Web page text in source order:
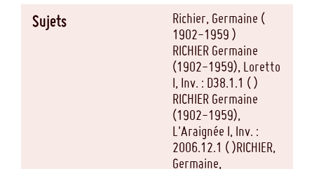
Sujets
Richier, Germaine (
1902-1959 )
RICHIER Germaine
(1902-1959), Loretto
I, Inv. : D38.1.1 ( )
RICHIER Germaine
(1902-1959),
L'Araignée I, Inv. :
2006.12.1 ( )RICHIER,
Germaine,